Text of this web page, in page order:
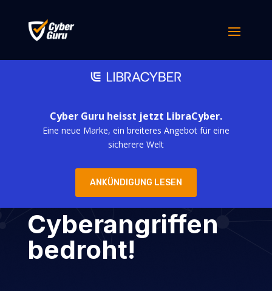
Cyber Guru heisst jetzt LibraCyber.
Eine neue Marke, ein breiteres Angebot für eine
sicherere Welt
ANKÜNDIGUNG LESEN
Das traute Heim
ist zunehmend
Cyberangriffen
bedroht!